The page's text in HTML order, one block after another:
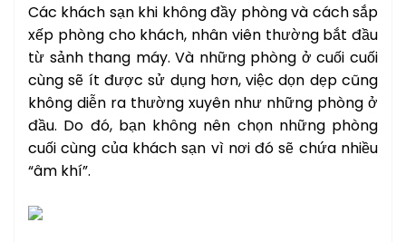
Các khách sạn khi không đầy phòng và cách sắp
xếp phòng cho khách, nhân viên thường bắt đầu
từ sảnh thang máy. Và những phòng ở cuối cuối
cùng sẽ ít được sử dụng hơn, việc dọn dẹp cũng
không diễn ra thường xuyên như những phòng ở
đầu. Do đó, bạn không nên chọn những phòng
cuối cùng của khách sạn vì nơi đó sẽ chứa nhiều
“âm khí”.